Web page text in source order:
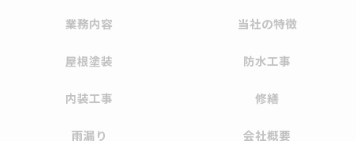
業務内容 当社の特徴
屋根塗装 防水工事
内装工事 修繕
雨漏り 会社概要